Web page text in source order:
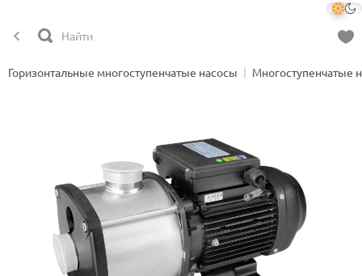
Горизонтальные многоступенчатые насосы Многоступенчатые